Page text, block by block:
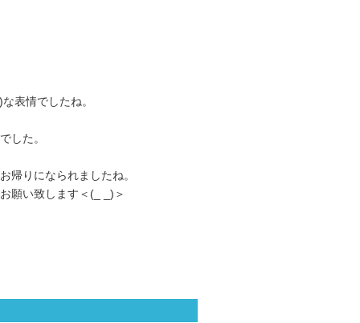
表情でしたね。
した。
帰りになられましたね。
願い致します＜(_ _)＞